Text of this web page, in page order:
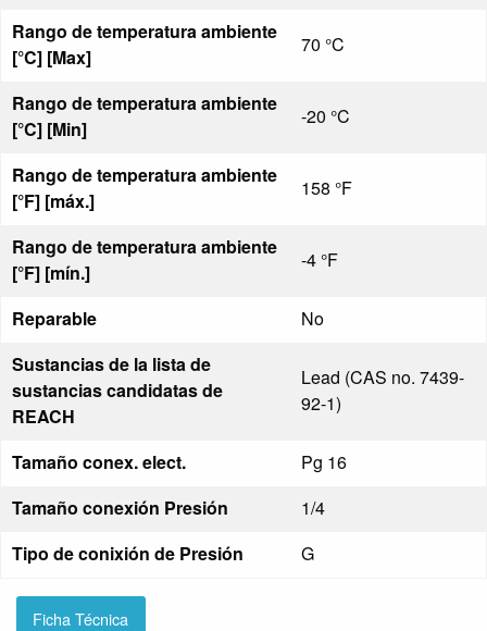
Rango de temperatura ambiente
[°C] [Max]
70 °C
Rango de temperatura ambiente
[°C] [Min]
-20 °C
Rango de temperatura ambiente
[°F] [máx.]
158 °F
Rango de temperatura ambiente
[°F] [mín.]
-4 °F
Reparable
No
Sustancias de la lista de
sustancias candidatas de
REACH
Lead (CAS no. 7439-
92-1)
Tamaño conex. elect.
Pg 16
Tamaño conexión Presión
1/4
Tipo de conixión de Presión
G
Ficha Técnica